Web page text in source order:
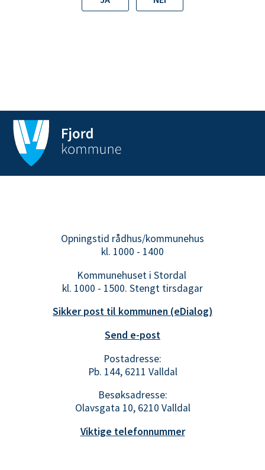
Opningstid rådhus/kommunehus
kl. 1000 - 1400
Kommunehuset i Stordal
kl. 1000 - 1500. Stengt tirsdagar
Sikker post til kommunen (eDialog)
Send e-post
Postadresse:
Pb. 144, 6211 Valldal
Besøksadresse:
Olavsgata 10, 6210 Valldal
Viktige telefonnummer